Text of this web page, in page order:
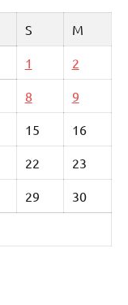
S M
1 2
8 9
15 16
22 23
29 30